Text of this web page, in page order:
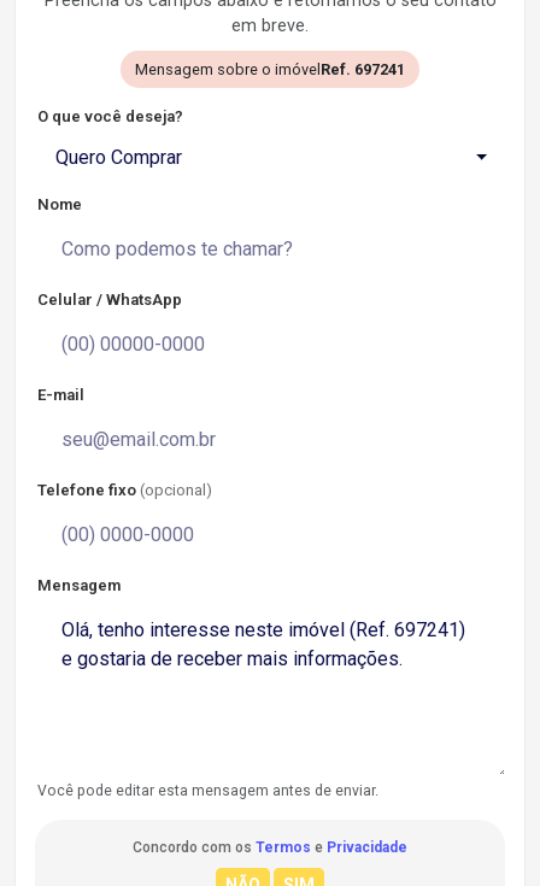
em breve.
Mensagem sobre o imóvel Ref. 697241
O que você deseja?
Quero Comprar
Nome
Celular / WhatsApp
E-mail
Telefone fixo (opcional)
Mensagem
Você pode editar esta mensagem antes de enviar.
Concordo com os Termos e Privacidade